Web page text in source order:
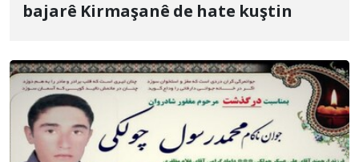
bajarê Kirmaşanê de hate kuştin